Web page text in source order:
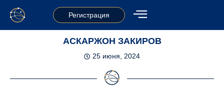
Регистрация
АСКАРЖОН ЗАКИРОВ
25 июня, 2024